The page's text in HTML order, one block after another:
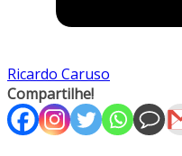
Ricardo Caruso
Compartilhe!